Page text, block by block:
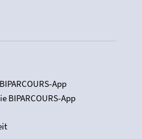
App
BIPARCOURS-App